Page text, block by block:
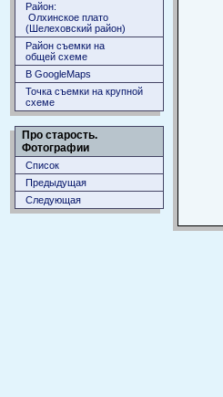
Район:
Олхинское плато
(Шелеховский район)
Район съемки на
общей схеме
В GoogleMaps
Точка съемки на крупной
схеме
Про старость.
Фотографии
Список
Предыдущая
Следующая